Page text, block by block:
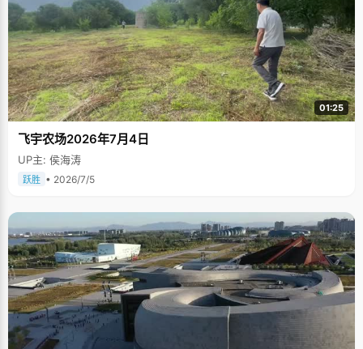
01:25
飞宇农场2026年7月4日
UP主: 侯海涛
跃胜 • 2026/7/5